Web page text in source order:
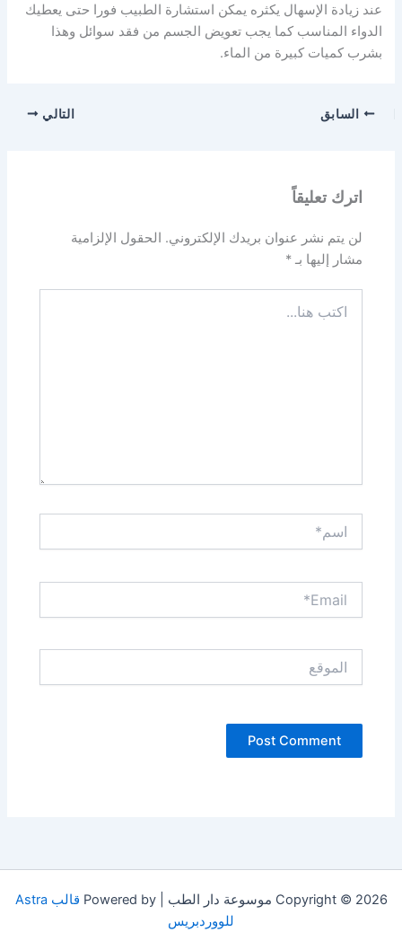
عند زيادة الإسهال يكثره يمكن استشارة الطبيب فورا حتى يعطيك
الدواء المناسب كما يجب تعويض الجسم من فقد سوائل وهذا
بشرب كميات كبيرة من الماء.
السابق التالي
اترك تعليقاً
لن يتم نشر عنوان بريدك الإلكتروني. الحقول الإلزامية
مشار إليها بـ*
هنا...
Copyright © 2026 موسوعة دار الطب | Powered by
قالب Astra
للووردبريس